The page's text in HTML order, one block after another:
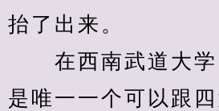
抬了出来。
在西南武道大学
是唯一一个可以跟